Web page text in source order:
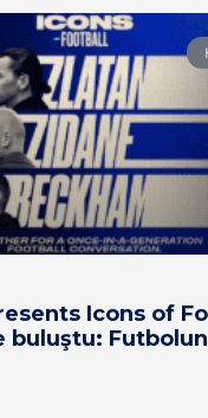
Icons of
buluştu: Futbolun